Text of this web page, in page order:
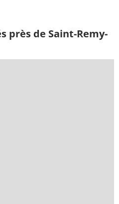
près de Saint-Remy-